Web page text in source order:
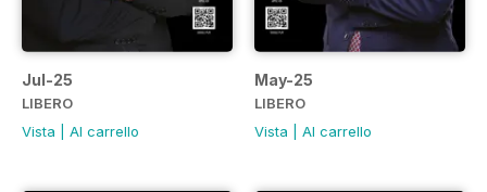
Jul-25
LIBERO
Vista
Al carrello
May-25
LIBERO
Vista
Al carrello